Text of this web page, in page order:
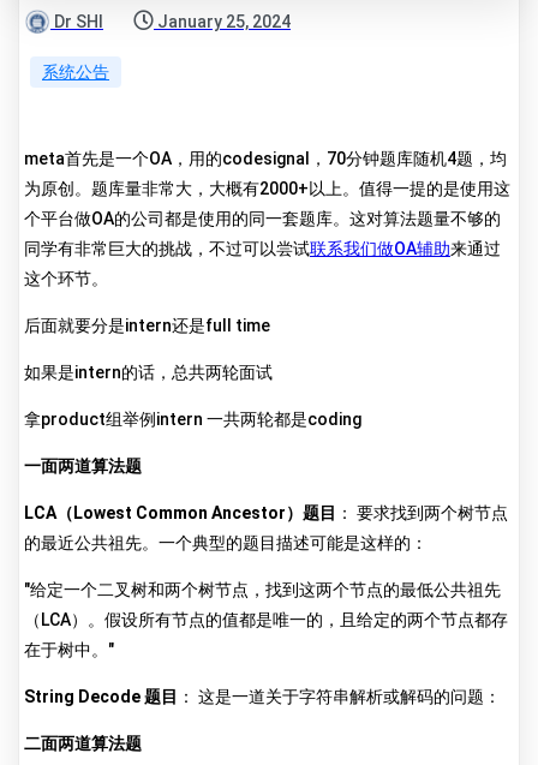
Dr SHI January 25, 2024
系统公告
meta首先是一个OA，用的codesignal，70分钟题库随机4题，均
为原创。题库量非常大，大概有2000+以上。值得一提的是使用这
个平台做OA的公司都是使用的同一套题库。这对算法题量不够的
同学有非常巨大的挑战，不过可以尝试联系我们做OA辅助来通过
这个环节。
后面就要分是intern还是full time
如果是intern的话，总共两轮面试
拿product组举例intern 一共两轮都是coding
一面两道算法题
LCA（Lowest Common Ancestor）题目 ： 要求找到两个树节点
的最近公共祖先。一个典型的题目描述可能是这样的：
"给定一个二叉树和两个树节点，找到这两个节点的最低公共祖先
（LCA）。假设所有节点的值都是唯一的，且给定的两个节点都存
在于树中。"
String Decode 题目 ： 这是一道关于字符串解析或解码的问题：
二面两道算法题